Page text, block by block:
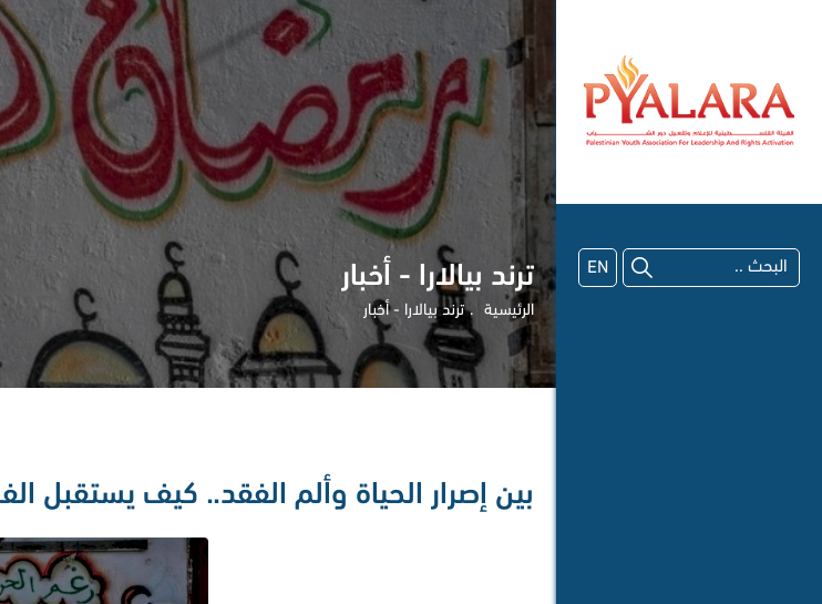
EN ترند بيالارا - أخبار
الرئيسية ترند بيالارا - أخبار
بين إصرار الحياة وألم الفقد.. كيف يستقبل